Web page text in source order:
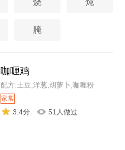
烧 炖
腌
咖喱鸡
配方:土豆,洋葱,胡萝卜,咖喱粉
家常
3.4分 51人做过